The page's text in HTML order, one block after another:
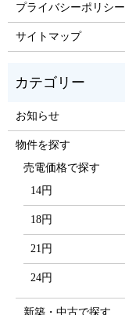
プライバシーポリシー
サイトマップ
お知らせ
物件を探す
売電価格で探す
14円
18円
21円
24円
新築・中古で探す